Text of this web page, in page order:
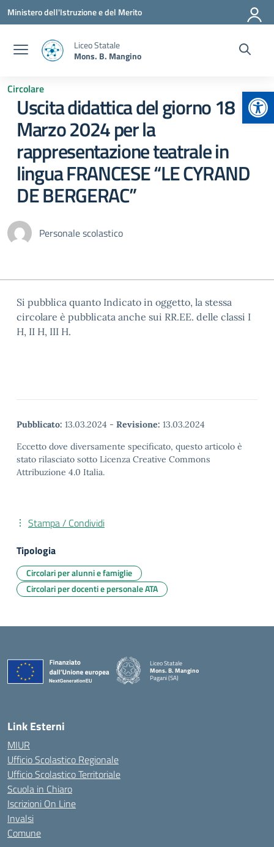
Vai ai contenuti
Vai al menu di navigazione
Vai al footer
Ministero dell'Istruzione e del Merito
Liceo Statale
Mons. B. Mangino
Circolare
Uscita didattica del giorno 18
Marzo 2024 per la
rappresentazione teatrale in
lingua FRANCESE “LE CYRAND
DE BERGERAC”
Personale scolastico
Si pubblica quanto Indicato in oggetto, la stessa
circolare è pubblicata anche sui RR.EE. delle classi I
H, II H, III H.
Pubblicato: 13.03.2024 - Revisione: 13.03.2024
Eccetto dove diversamente specificato, questo articolo è
stato rilasciato sotto Licenza Creative Commons
Attribuzione 4.0 Italia.
Stampa / Condividi
Tipologia
Circolari per alunni e famiglie
Circolari per docenti e personale ATA
Liceo Statale
Mons. B. Mangino
Pagani (SA)
— Visita la pagina iniziale della scuola
Link Esterni
MIUR
Ufficio Scolastico Regionale
Ufficio Scolastico Territoriale
Scuola in Chiaro
Iscrizioni On Line
Invalsi
Comune